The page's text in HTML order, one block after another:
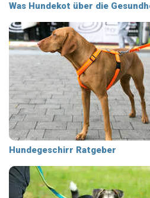
Was Hundekot über die
Hundegeschirr Ratgeber